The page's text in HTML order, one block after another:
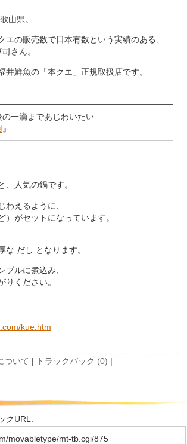
山県。
の販売数で日本有数という実績のある、
さん。
鮮魚の「本クエ」正規取扱店です。
滴まであじわいたい
』
人気の鍋です。
えるように、
がセットになっています。
だし となります。
ルに煮込み、
ください。
kue.htm
ついて | トラックバック (0) |
クURL:
movabletype/mt-tb.cgi/875